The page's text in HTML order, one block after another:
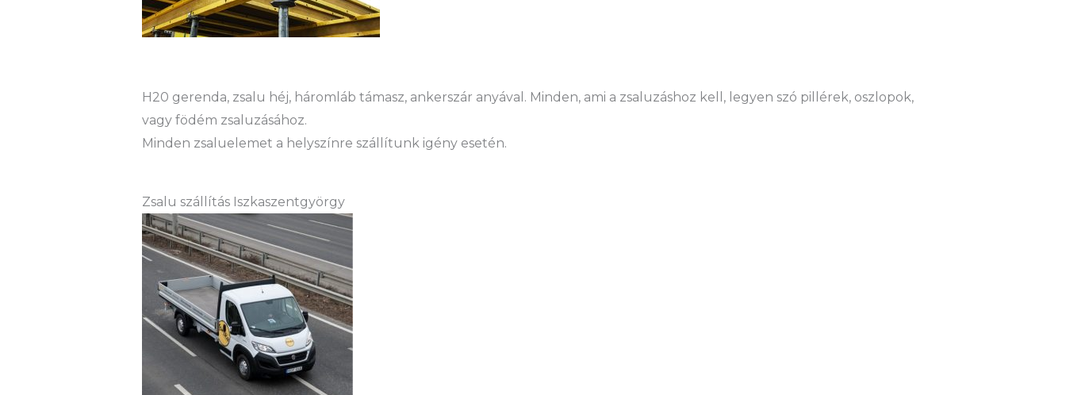
H20 gerenda, zsalu héj, háromláb támasz, ankerszár anyával. Minden, ami a zsaluzáshoz kell, legyen szó pillérek, oszlopok,
vagy födém zsaluzásához.
Minden zsaluelemet a helyszínre szállítunk igény esetén.
Zsalu szállítás Iszkaszentgyörgy